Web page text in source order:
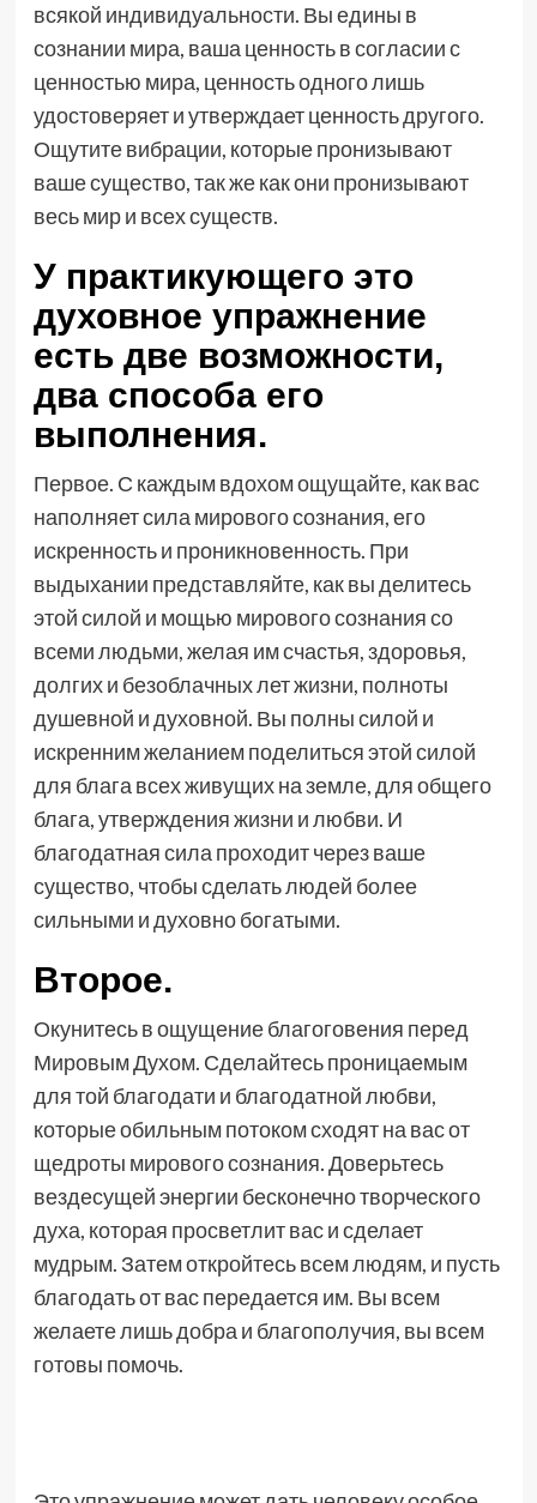
всякой индивидуальности. Вы едины в
сознании мира, ваша ценность в согласии с
ценностью мира, ценность одного лишь
удостоверяет и утверждает ценность другого.
Ощутите вибрации, которые пронизывают
ваше существо, так же как они пронизывают
весь мир и всех существ.
У практикующего это
духовное упражнение
есть две возможности,
два способа его
выполнения.
Первое. С каждым вдохом ощущайте, как вас
наполняет сила мирового сознания, его
искренность и проникновенность. При
выдыхании представляйте, как вы делитесь
этой силой и мощью мирового сознания со
всеми людьми, желая им счастья, здоровья,
долгих и безоблачных лет жизни, полноты
душевной и духовной. Вы полны силой и
искренним желанием поделиться этой силой
для блага всех живущих на земле, для общего
блага, утверждения жизни и любви. И
благодатная сила проходит через ваше
существо, чтобы сделать людей более
сильными и духовно богатыми.
Второе.
Окунитесь в ощущение благоговения перед
Мировым Духом. Сделайтесь проницаемым
для той благодати и благодатной любви,
которые обильным потоком сходят на вас от
щедроты мирового сознания. Доверьтесь
вездесущей энергии бесконечно творческого
духа, которая просветлит вас и сделает
мудрым. Затем откройтесь всем людям, и пусть
благодать от вас передается им. Вы всем
желаете лишь добра и благополучия, вы всем
готовы помочь.